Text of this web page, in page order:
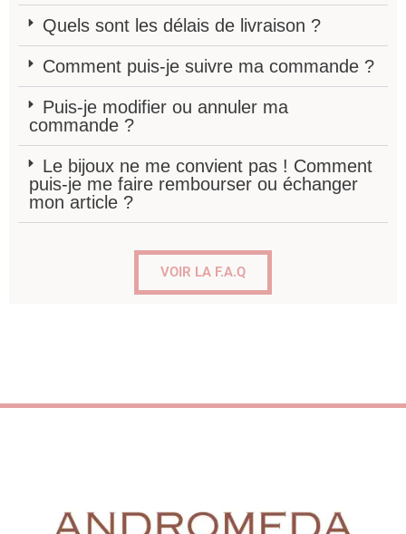
Quels sont les délais de livraison ?
Comment puis-je suivre ma commande ?
Puis-je modifier ou annuler ma
commande ?
Le bijoux ne me convient pas ! Comment
puis-je me faire rembourser ou échanger
mon article ?
VOIR LA F.A.Q